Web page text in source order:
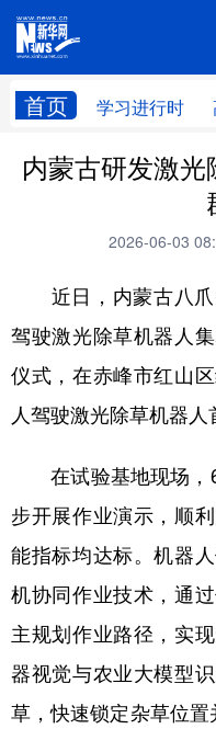
首页 学习进行时
学习进行时 高层
科技 科创
文化 书画
食品 人居
学术中国 乡村振兴
彩票 娱乐
公益 一带一路
文化产业
内蒙古研发激
2026-06-03
近日，内蒙古八爪
驾驶激光除草机器人
仪式，在赤峰市红山
人驾驶激光除草机器人
在试验基地现场，6
步开展作业演示，顺
能指标均达标。机器
机协同作业技术，通
主规划作业路径，实
器视觉与农业大模型
草，快速锁定杂草位